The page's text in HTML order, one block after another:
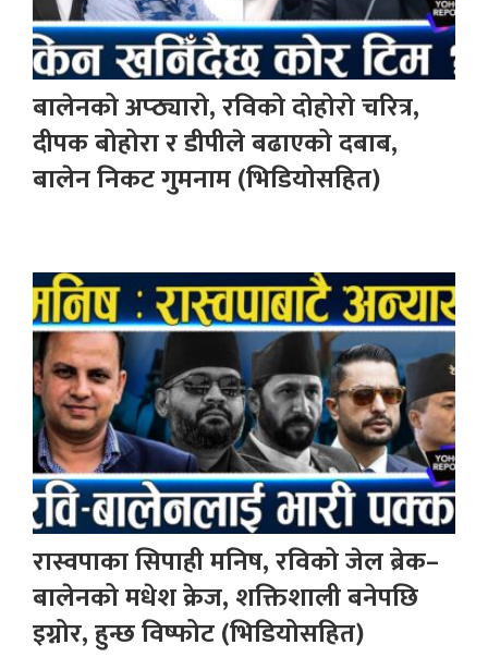
बालेनको अप्ठ्यारो, रविको दोहोरो चरित्र,
दीपक बोहोरा र डीपीले बढाएको दबाब,
बालेन निकट गुमनाम (भिडियोसहित)
रास्वपाका सिपाही मनिष, रविको जेल ब्रेक–
बालेनको मधेश क्रेज, शक्तिशाली बनेपछि
इग्नोर, हुन्छ विष्फोट (भिडियोसहित)